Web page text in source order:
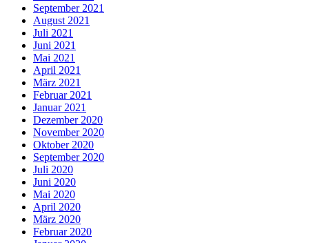
September 2021
August 2021
Juli 2021
Juni 2021
Mai 2021
April 2021
März 2021
Februar 2021
Januar 2021
Dezember 2020
November 2020
Oktober 2020
September 2020
Juli 2020
Juni 2020
Mai 2020
April 2020
März 2020
Februar 2020